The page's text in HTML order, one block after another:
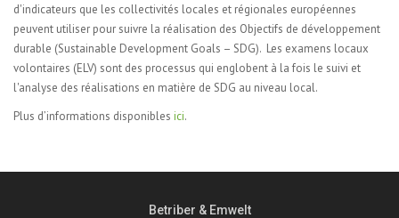
d'indicateurs que les collectivités locales et régionales européennes
peuvent utiliser pour suivre la réalisation des Objectifs de développement
durable (Sustainable Development Goals – SDG). Les examens locaux
volontaires (ELV) sont des processus qui englobent à la fois le suivi et
l'analyse des réalisations en matière de SDG au niveau local.
Plus d’informations disponibles ici.
Betriber & Emwelt